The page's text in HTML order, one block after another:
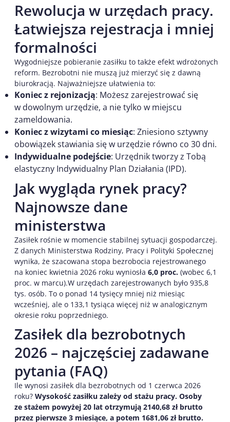
Rewolucja w urzędach pracy.
Łatwiejsza rejestracja i mniej
formalności
Wygodniejsze pobieranie zasiłku to także efekt wdrożonych
reform. Bezrobotni nie muszą już mierzyć się z dawną
biurokracją. Najważniejsze ułatwienia to:
Koniec z rejonizacją: Możesz zarejestrować się
w dowolnym urzędzie, a nie tylko w miejscu
zameldowania.
Koniec z wizytami co miesiąc: Zniesiono sztywny
obowiązek stawiania się w urzędzie równo co 30 dni.
Indywidualne podejście: Urzędnik tworzy z Tobą
elastyczny Indywidualny Plan Działania (IPD).
Jak wygląda rynek pracy?
Najnowsze dane
ministerstwa
Zasiłek rośnie w momencie stabilnej sytuacji gospodarczej.
Z danych Ministerstwa Rodziny, Pracy i Polityki Społecznej
wynika, że szacowana stopa bezrobocia rejestrowanego
na koniec kwietnia 2026 roku wyniosła 6,0 proc. (wobec 6,1
proc. w marcu).W urzędach zarejestrowanych było 935,8
tys. osób. To o ponad 14 tysięcy mniej niż miesiąc
wcześniej, ale o 133,1 tysiąca więcej niż w analogicznym
okresie roku poprzedniego.
Zasiłek dla bezrobotnych
2026 – najczęściej zadawane
pytania (FAQ)
Ile wynosi zasiłek dla bezrobotnych od 1 czerwca 2026
roku? Wysokość zasiłku zależy od stażu pracy. Osoby
ze stażem powyżej 20 lat otrzymują 2140,68 zł brutto
przez pierwsze 3 miesiące, a potem 1681,06 zł brutto.